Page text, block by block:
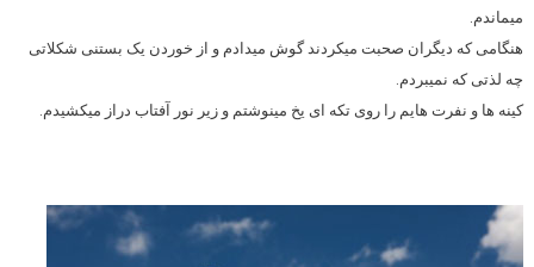
میماندم.
هنگامی که دیگران صحبت میکردند گوش میدادم و از خوردن یک بستنی شکلاتی
چه لذتی که نمیبردم.
کینه ها و نفرت هایم را روی تکه ای یخ مینوشتم و زیر نور آفتاب دراز میکشیدم.